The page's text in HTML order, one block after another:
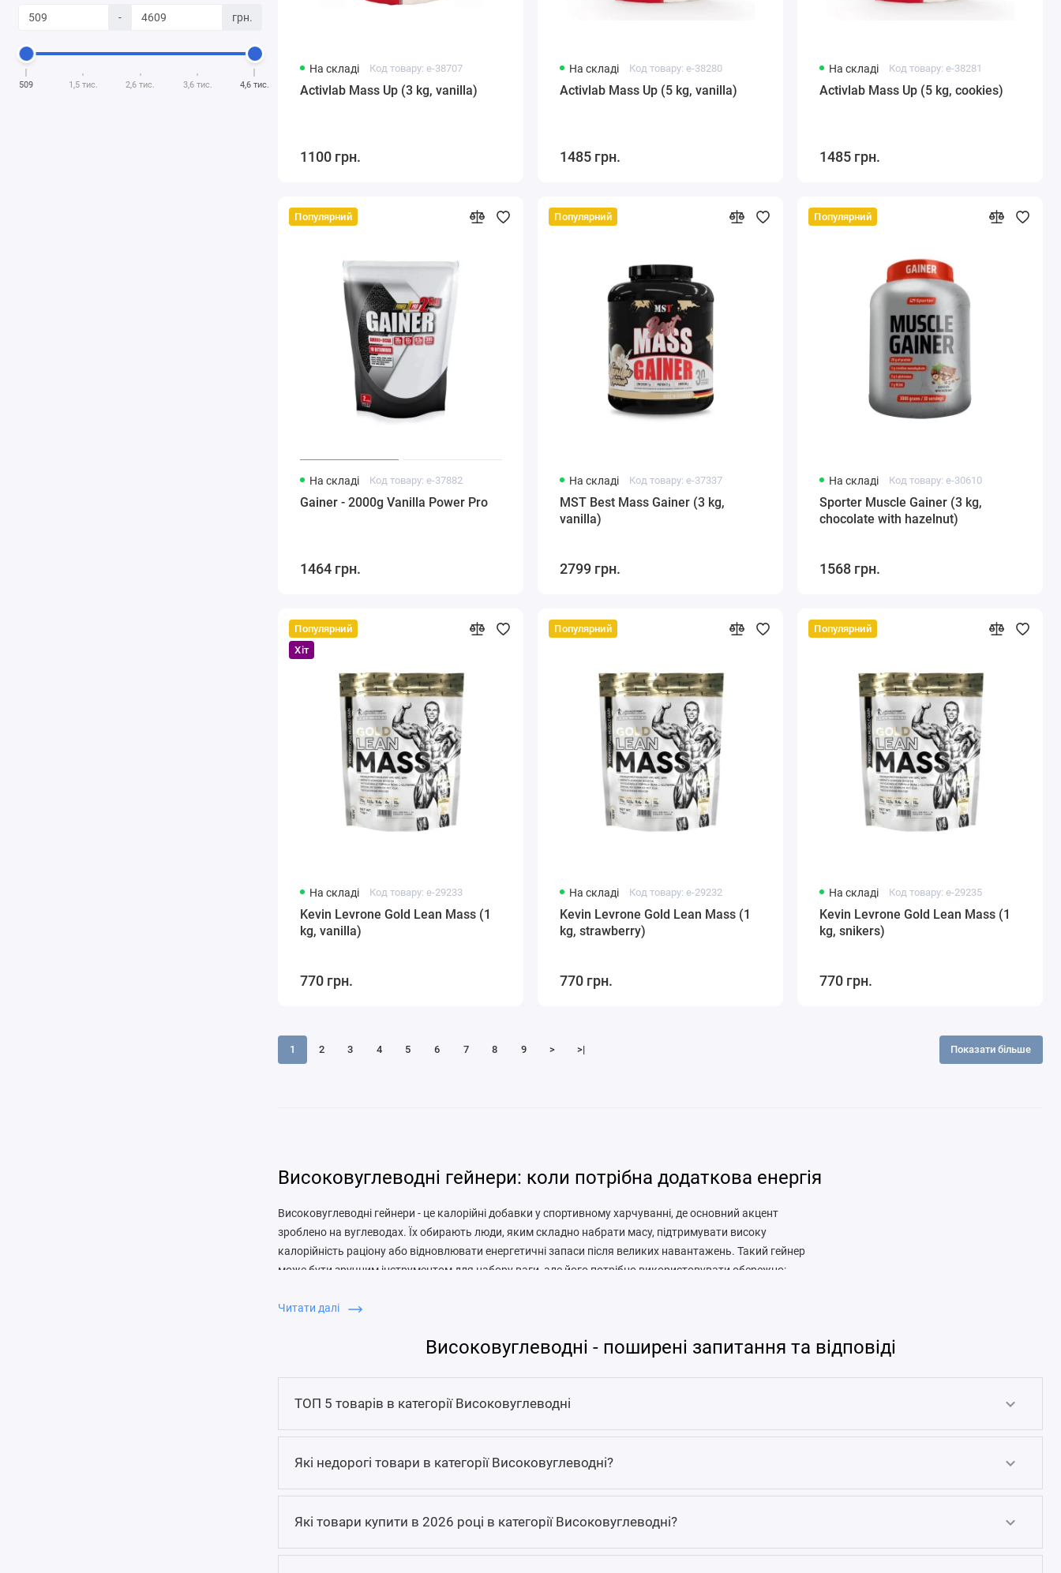
- грн.
509 1,5 тис. 2,6 тис. 3,6 тис. 4,6 тис.
На складі Код товару: e-38707
Activlab Mass Up (3 kg, vanilla)
1100 грн.
На складі Код товару: e-38280
Activlab Mass Up (5 kg, vanilla)
1485 грн.
На складі Код товару: e-38281
Activlab Mass Up (5 kg, cookies)
1485 грн.
Популярний
На складі Код товару: e-37882
Gainer - 2000g Vanilla Power Pro
1464 грн.
Популярний
На складі Код товару: e-37337
MST Best Mass Gainer (3 kg,
vanilla)
2799 грн.
Популярний
На складі Код товару: e-30610
Sporter Muscle Gainer (3 kg,
chocolate with hazelnut)
1568 грн.
Популярний
Хіт
На складі Код товару: e-29233
Kevin Levrone Gold Lean Mass (1
kg, vanilla)
770 грн.
Популярний
На складі Код товару: e-29232
Kevin Levrone Gold Lean Mass (1
kg, strawberry)
770 грн.
Популярний
На складі Код товару: e-29235
Kevin Levrone Gold Lean Mass (1
kg, snikers)
770 грн.
1 2 3 4 5 6 7 8 9 > >| Показати більше
Високовуглеводні гейнери: коли потрібна додаткова енергія
Високовуглеводні гейнери - це калорійні добавки у спортивному харчуванні, де основний акцент
зроблено на вуглеводах. Їх обирають люди, яким складно набрати масу, підтримувати високу
калорійність раціону або відновлювати енергетичні запаси після великих навантажень. Такий гейнер
може бути зручним інструментом для набору ваги, але його потрібно використовувати обережно:
Протеїн переважно допомагає добрати білок, а високовуглеводний гейнер - калорії та вуглеводи разом із
певною кількістю білка. Це різні задачі. Якщо людині бракує саме білка, гейнер може бути зайвим. Якщо
часто використовують після тренування або між прийомами їжі, коли потрібен калорійний коктейль.
фракції, креатин, вітаміни, мінерали чи ферменти. Тип вуглеводів впливає на смак, густоту, швидкість
Читати далі
Високовуглеводні - поширені запитання та відповіді
ТОП 5 товарів в категорії Високовуглеводні
Які недорогі товари в категорії Високовуглеводні?
Які товари купити в 2026 році в категорії Високовуглеводні?